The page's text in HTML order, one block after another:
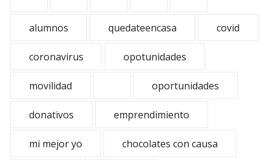
alumnos quedateencasa covid
coronavirus opotunidades
movilidad oportunidades
donativos emprendimiento
mi mejor yo chocolates con causa